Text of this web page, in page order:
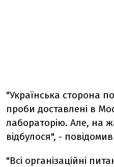
"Українська сторона
проби доставлені в
лабораторію. Але, на
відбулося", -
"Всі організаційні